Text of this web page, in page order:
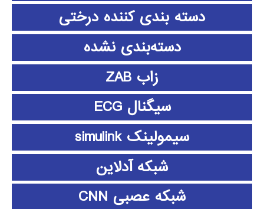
دسته بندی کننده درختی
دسته‌بندی نشده
زاب ZAB
سیگنال ECG
سیمولینک simulink
شبکه آدلاین
شبکه عصبی CNN